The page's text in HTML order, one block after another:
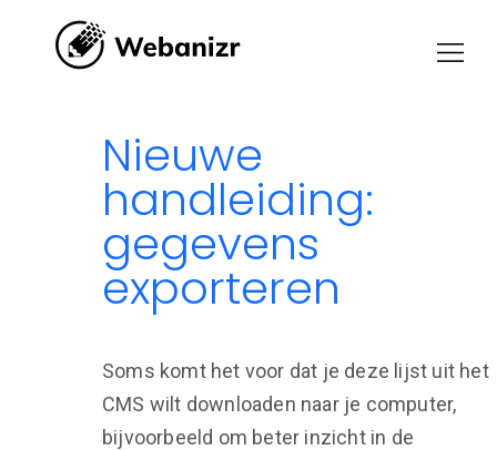
Nieuwe
handleiding:
gegevens
exporteren
Soms komt het voor dat je deze lijst uit het
CMS wilt downloaden naar je computer,
bijvoorbeeld om beter inzicht in de